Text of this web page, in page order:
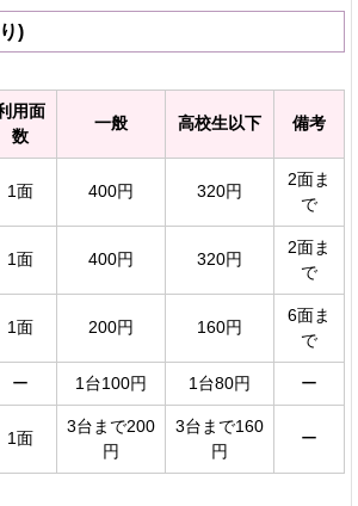
)
用面
数
一般 高校生以下 備考
1面 400円 320円
2面ま
で
1面 400円 320円
2面ま
で
1面 200円 160円
6面ま
で
ー 1台100円 1台80円 ー
1面
3台まで200
円
3台まで160
円
ー